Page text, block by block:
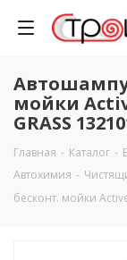
мойки
GRASS
Главная - Каталог -
Автохимия -
бесконт. мойки